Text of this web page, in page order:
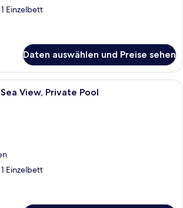
Einzelbett
Daten auswählen und Preise sehen
Ein Schlafzimmer mit einem großen
View, Private Pool
Einzelbett